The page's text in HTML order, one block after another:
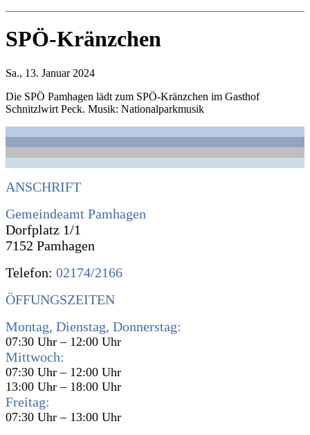
SPÖ-Kränzchen
Sa., 13. Januar 2024
Die SPÖ Pamhagen lädt zum SPÖ-Kränzchen im Gasthof
Schnitzlwirt Peck. Musik: Nationalparkmusik
ANSCHRIFT
Gemeindeamt Pamhagen
Dorfplatz 1/1
7152 Pamhagen
Telefon: 02174/2166
ÖFFUNGSZEITEN
Montag, Dienstag, Donnerstag:
07:30 Uhr – 12:00 Uhr
Mittwoch:
07:30 Uhr – 12:00 Uhr
13:00 Uhr – 18:00 Uhr
Freitag:
07:30 Uhr – 13:00 Uhr